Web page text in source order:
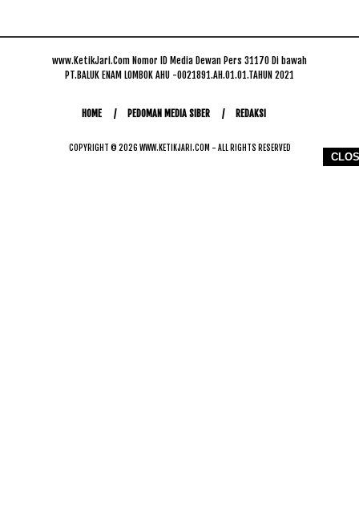
www.KetikJari.Com Nomor ID Media Dewan Pers 31170 Di bawah
PT.BALUK ENAM LOMBOK AHU -0021891.AH.01.01.TAHUN 2021
HOME PEDOMAN MEDIA SIBER REDAKSI
COPYRIGHT © 2026 WWW.KETIKJARI.COM - ALL RIGHTS RESERVED